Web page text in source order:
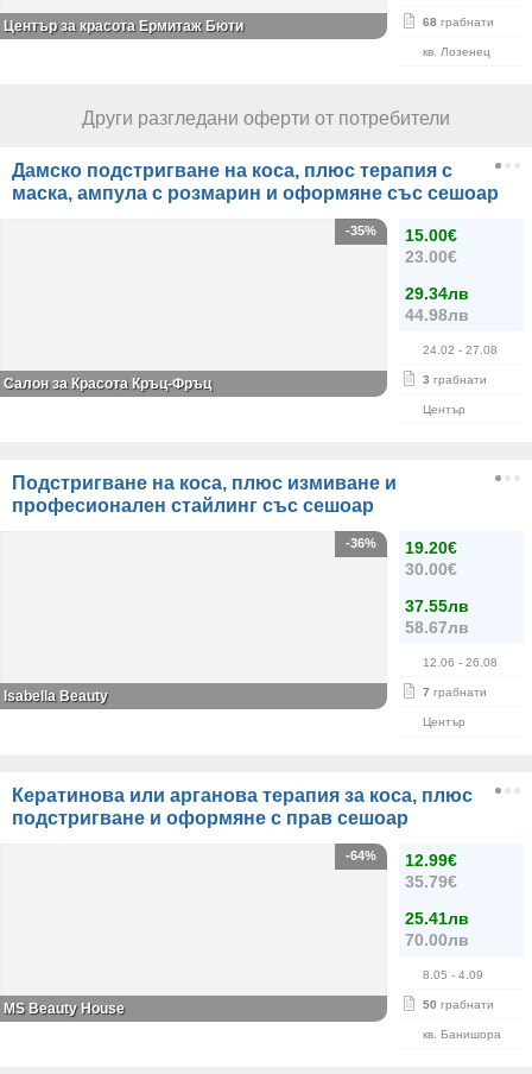
68 грабнати
кв. Лозенец
Център за красота Ермитаж Бюти
Други разгледани оферти от потребители
Дамско подстригване на коса, плюс терапия с
маска, ампула с розмарин и оформяне със сешоар
15.00€
23.00€
29.34лв
44.98лв
24.02 - 27.08
3 грабнати
Център
-35%
Салон за Красота Кръц-Фръц
Подстригване на коса, плюс измиване и
професионален стайлинг със сешоар
19.20€
30.00€
37.55лв
58.67лв
12.06 - 26.08
7 грабнати
Център
-36%
Isabella Beauty
Кератинова или арганова терапия за коса, плюс
подстригване и оформяне с прав сешоар
12.99€
35.79€
25.41лв
70.00лв
8.05 - 4.09
50 грабнати
кв. Банишора
-64%
МS Beauty House